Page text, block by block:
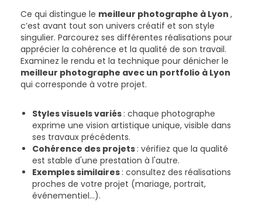
Ce qui distingue le meilleur photographe à Lyon ,
c’est avant tout son univers créatif et son style
singulier. Parcourez ses différentes réalisations pour
apprécier la cohérence et la qualité de son travail.
Examinez le rendu et la technique pour dénicher le
meilleur photographe avec un portfolio à Lyon
qui corresponde à votre projet.
Styles visuels variés : chaque photographe
exprime une vision artistique unique, visible dans
ses travaux précédents.
Cohérence des projets : vérifiez que la qualité
est stable d'une prestation à l'autre.
Exemples similaires : consultez des réalisations
proches de votre projet (mariage, portrait,
événementiel…).